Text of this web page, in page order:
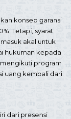
konsep garansi
Tetapi, syarat
akal untuk
hukuman kepada
program
uang kembali dari
dari presensi